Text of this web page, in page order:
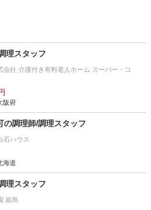
理スタッフ
会社 介護付き有料老人ホーム スーパー・コ
阪府
の調理師/調理スタッフ
石ハウス
海道
理スタッフ
姫島